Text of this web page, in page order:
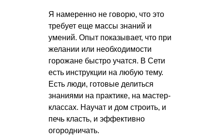
Я намеренно не говорю, что это
требует еще массы знаний и
умений. Опыт показывает, что при
желании или необходимости
горожане быстро учатся. В Сети
есть инструкции на любую тему.
Есть люди, готовые делиться
знаниями на практике, на мастер-
классах. Научат и дом строить, и
печь класть, и эффективно
огородничать.